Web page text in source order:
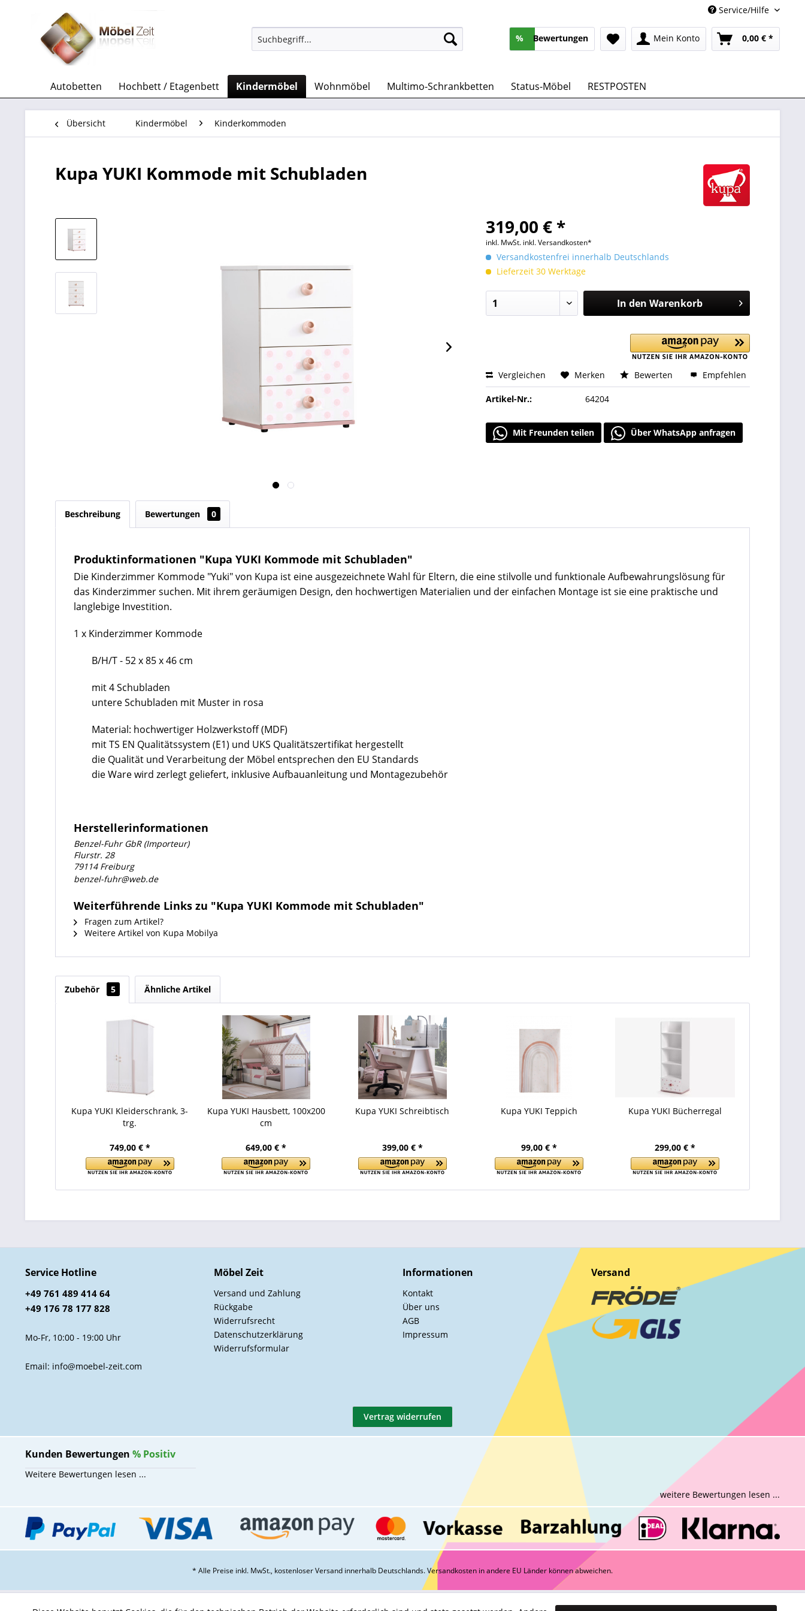
Service/Hilfe
% Bewertungen Mein Konto 0,00 € *
Autobetten Hochbett / Etagenbett Kindermöbel Wohnmöbel Multimo-Schrankbetten Status-Möbel RESTPOSTEN
Übersicht Kindermöbel Kinderkommoden
Kupa YUKI Kommode mit Schubladen
319,00 € *
inkl. MwSt. inkl. Versandkosten*
Versandkostenfrei innerhalb Deutschlands
Lieferzeit 30 Werktage
In den Warenkorb
Vergleichen Merken Bewerten Empfehlen
Artikel-Nr.: 64204
Mit Freunden teilen Über WhatsApp anfragen
Beschreibung Bewertungen 0
Produktinformationen "Kupa YUKI Kommode mit Schubladen"
Die Kinderzimmer Kommode "Yuki" von Kupa ist eine ausgezeichnete Wahl für Eltern, die eine stilvolle und funktionale Aufbewahrungslösung für
das Kinderzimmer suchen. Mit ihrem geräumigen Design, den hochwertigen Materialien und der einfachen Montage ist sie eine praktische und
langlebige Investition.
1 x Kinderzimmer Kommode
B/H/T - 52 x 85 x 46 cm
mit 4 Schubladen
untere Schubladen mit Muster in rosa
Material: hochwertiger Holzwerkstoff (MDF)
mit TS EN Qualitätssystem (E1) und UKS Qualitätszertifikat hergestellt
die Qualität und Verarbeitung der Möbel entsprechen den EU Standards
die Ware wird zerlegt geliefert, inklusive Aufbauanleitung und Montagezubehör
Herstellerinformationen
Benzel-Fuhr GbR (Importeur)
Flurstr. 28
79114 Freiburg
benzel-fuhr@web.de
Weiterführende Links zu "Kupa YUKI Kommode mit Schubladen"
Fragen zum Artikel?
Weitere Artikel von Kupa Mobilya
Zubehör 5 Ähnliche Artikel
Kupa YUKI Kleiderschrank, 3-
trg.
749,00 € *
Kupa YUKI Hausbett, 100x200
cm
649,00 € *
Kupa YUKI Schreibtisch
399,00 € *
Kupa YUKI Teppich
99,00 € *
Kupa YUKI Bücherregal
299,00 € *
Service Hotline
+49 761 489 414 64
+49 176 78 177 828
Mo-Fr, 10:00 - 19:00 Uhr
Email: info@moebel-zeit.com
Möbel Zeit
Versand und Zahlung
Rückgabe
Widerrufsrecht
Datenschutzerklärung
Widerrufsformular
Informationen
Kontakt
Über uns
AGB
Impressum
Versand
Vertrag widerrufen
Kunden Bewertungen % Positiv
Weitere Bewertungen lesen ...
weitere Bewertungen lesen ...
* Alle Preise inkl. MwSt., kostenloser Versand innerhalb Deutschlands.Versandkosten in andere EU Länder können abweichen.